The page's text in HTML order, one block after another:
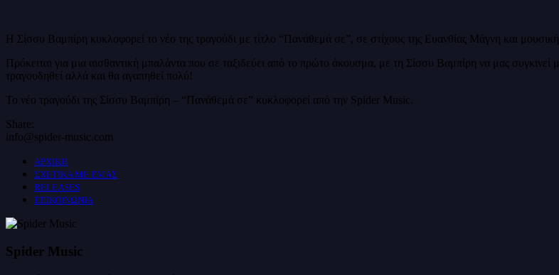
Η Σίσσυ Βαμπίρη κυκλοφορεί το νέο της τραγούδι με τίτλο “Πανάθεμά σε”, σε στίχους της Ευανθίας Μάγνη και
Πρόκειται για μια αισθαντική μπαλάντα που σε ταξιδεύει από το πρώτο άκουσμα, με τη Σίσσυ Βαμπίρη να μας συγκινεί
τραγουδηθεί αλλά και θα αγαπηθεί πολύ!
Το νέο τραγούδι της Σίσσυ Βαμπίρη – “Πανάθεμά σε” κυκλοφορεί από την Spider Music.
Share:
info@spider-music.com
ΑΡΧΙΚΗ
ΣΧΕΤΙΚΑ ΜΕ ΕΜΑΣ
RELEASES
ΕΠΙΚΟΙΝΩΝΙΑ
Spider Music